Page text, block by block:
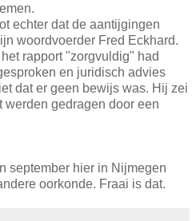
echter dat de aantijgingen
woordvoerder Fred Eckhard.
rapport "zorgvuldig" had
en juridisch advies
dat er geen bewijs was. Hij zei
gedragen door een
september hier in Nijmegen
oorkonde. Fraai is dat.